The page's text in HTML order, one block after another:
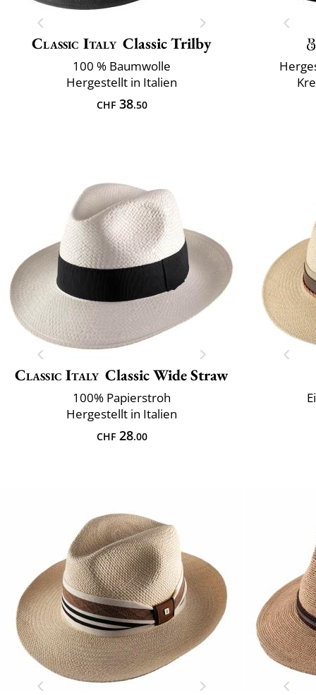
Classic Italy Classic Trilby
100 % Baumwolle
Hergestellt in Italien
CHF38.50
Classic Italy Classic Wide Straw
100% Papierstroh
Hergestellt in Italien
CHF28.00